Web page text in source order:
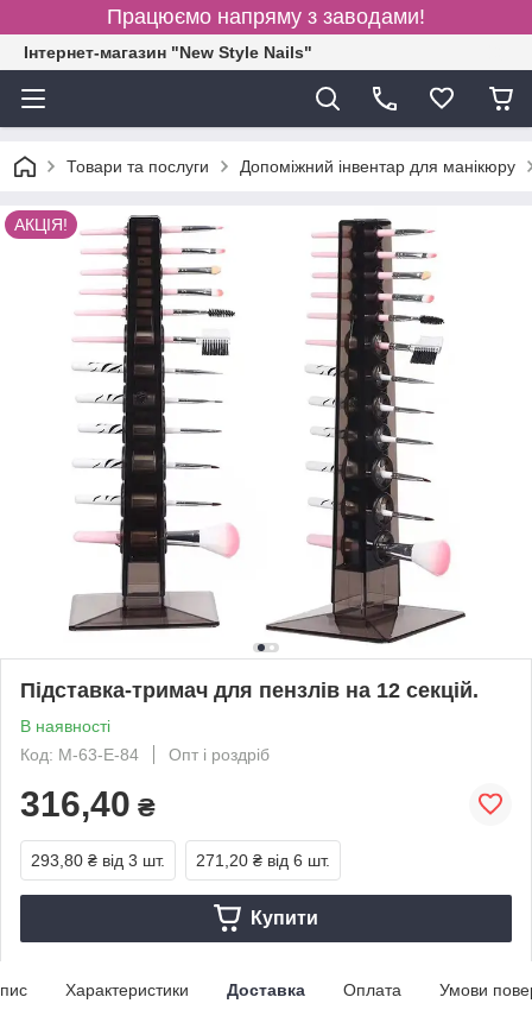
Працюємо напряму з заводами!
Інтернет-магазин "New Style Nails"
Товари та послуги Допоміжний інвентар для манікюру
АКЦІЯ!
Підставка-тримач для пензлів на 12 секцій.
В наявності
Код: M-63-Е-84
Опт і роздріб
316,40 ₴
293,80 ₴ від 3 шт. 271,20 ₴ від 6 шт.
Купити
Характеристики Доставка Оплата Умови